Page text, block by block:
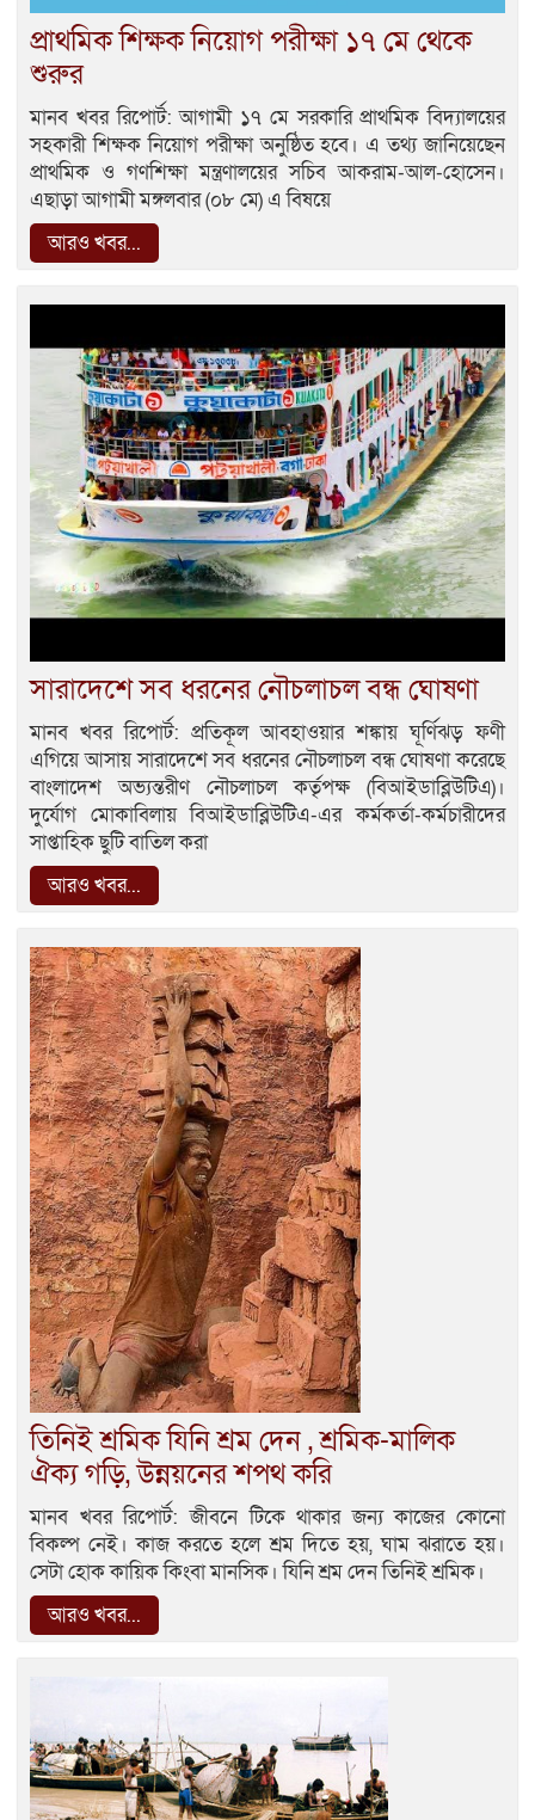
প্রাথমিক শিক্ষক নিয়োগ পরীক্ষা ১৭ মে থেকে
শুরুর
মানব খবর রিপোর্ট: আগামী ১৭ মে সরকারি প্রাথমিক বিদ্যালয়ের
সহকারী শিক্ষক নিয়োগ পরীক্ষা অনুষ্ঠিত হবে। এ তথ্য জানিয়েছেন
প্রাথমিক ও গণশিক্ষা মন্ত্রণালয়ের সচিব আকরাম-আল-হোসেন।
এছাড়া আগামী মঙ্গলবার (০৮ মে) এ বিষয়ে
আরও খবর...
সারাদেশে সব ধরনের নৌচলাচল বন্ধ ঘোষণা
মানব খবর রিপোর্ট: প্রতিকূল আবহাওয়ার শঙ্কায় ঘূর্ণিঝড় ফণী
এগিয়ে আসায় সারাদেশে সব ধরনের নৌচলাচল বন্ধ ঘোষণা করেছে
বাংলাদেশ অভ্যন্তরীণ নৌচলাচল কর্তৃপক্ষ (বিআইডাব্লিউটিএ)।
দুর্যোগ মোকাবিলায় বিআইডাব্লিউটিএ-এর কর্মকর্তা-কর্মচারীদের
সাপ্তাহিক ছুটি বাতিল করা
আরও খবর...
তিনিই শ্রমিক যিনি শ্রম দেন , শ্রমিক-মালিক
ঐক্য গড়ি, উন্নয়নের শপথ করি
মানব খবর রিপোর্ট: জীবনে টিকে থাকার জন্য কাজের কোনো
বিকল্প নেই। কাজ করতে হলে শ্রম দিতে হয়, ঘাম ঝরাতে হয়।
সেটা হোক কায়িক কিংবা মানসিক। যিনি শ্রম দেন তিনিই শ্রমিক।
আরও খবর...